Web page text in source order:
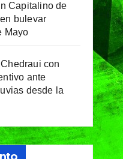
Capitalino de
bulevar
Mayo
con
ante
desde la